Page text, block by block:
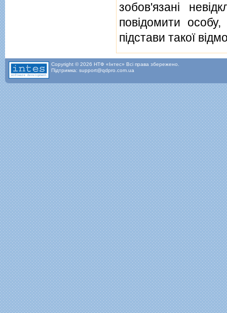
зобов'язанi
повiдомити
пiдстави такої
Copyright © 2026 НТФ «Інтес» Всі права збережено.
Підтримка: support@qdpro.com.ua